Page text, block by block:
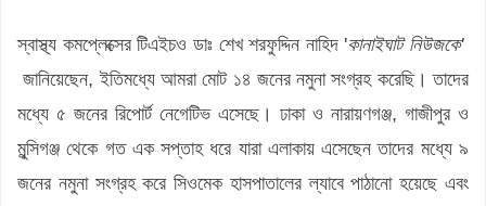
স্বাস্থ্য কমপ্লেক্সের টিএইচও ডাঃ শেখ শরফুদ্দিন নাহিদ 'কানাইঘাট নিউজকে'
জানিয়েছেন, ইতিমধ্যে আমরা মোট ১৪ জনের নমুনা সংগ্রহ করেছি। তাদের
মধ্যে ৫ জনের রিপোর্ট নেগেটিভ এসেছে। ঢাকা ও নারায়ণগঞ্জ, গাজীপুর ও
মুন্সিগঞ্জ থেকে গত এক সপ্তাহ ধরে যারা এলাকায় এসেছেন তাদের মধ্যে ৯
জনের নমুনা সংগ্রহ করে সিওমেক হাসপাতালের ল্যাবে পাঠানো হয়েছে এবং